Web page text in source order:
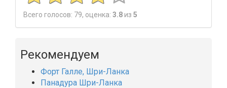
Всего голосов: 79, оценка: 3.8 из 5
Рекомендуем
Форт Галле, Шри-Ланка
Панадура Шри-Ланка